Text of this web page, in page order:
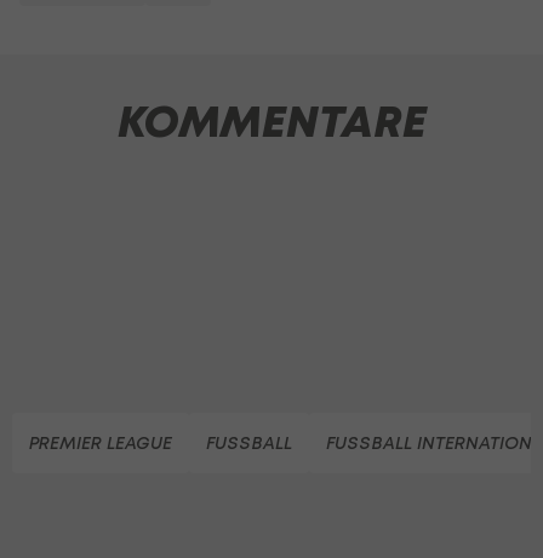
KOMMENTARE
PREMIER LEAGUE FUSSBALL FUSSBALL